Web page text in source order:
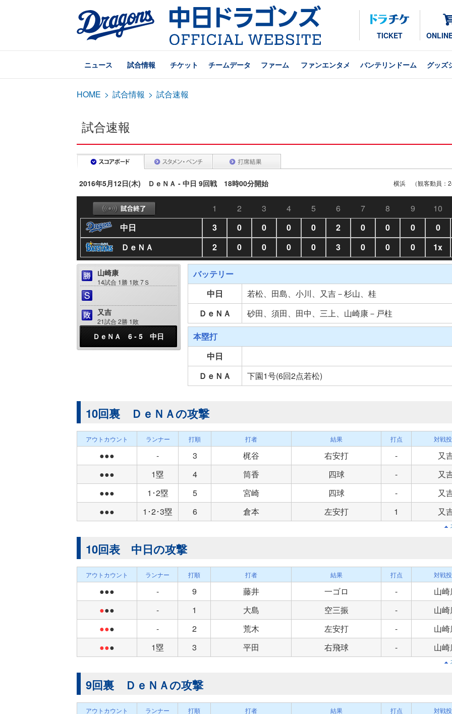
TICKET
ニュース 試合情報 チケット チームデータ ファーム ファンエンタメ バンテリンドーム グッズ
HOME > 試合情報 > 試合速報
試合速報
2016年5月12日(木) ＤｅＮＡ - 中日 9回戦 18時00分開始 横浜 （観客動員：
1 2 3 4 5 6 7 8 9 10
中日
3 0 0 0 0 2 0 0 0 0
ＤｅＮＡ
2 0 0 0 0 3 0 0 0 1x
山崎康
14試合 1勝 1敗 7Ｓ
又吉
21試合 2勝 1敗
ＤｅＮＡ 6 - 5 中日
バッテリー
中日
若松、田島、小川、又吉－杉山、桂
ＤｅＮＡ
砂田、須田、田中、三上、山崎康－戸柱
本塁打
中日
ＤｅＮＡ
下園1号(6回2点若松)
10回裏 ＤｅＮＡの攻撃
アウトカウント ランナー 打順 打者 結果 打点 対戦
●●● - 3 梶谷 右安打 -
又
●●●
1塁 4 筒香 四球 -
又
●●●
1･2塁 5 宮崎 四球 -
又
●●●
1･2･3塁 6 倉本 左安打 1 又
10回表 中日の攻撃
アウトカウント ランナー 打順 打者 結果 打点 対戦
●●● - 9 藤井 一ゴロ -
山崎
●●● - 1 大島 空三振 -
山崎
●●● - 2 荒木 左安打 -
山崎
●●● 1塁 3 平田 右飛球 - 山崎
9回裏 ＤｅＮＡの攻撃
アウトカウント ランナー 打順 打者 結果 打点 対戦